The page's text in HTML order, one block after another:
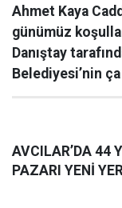
Ahmet Kaya
günümüz
Danıştay
Belediyesi’nin ça
AVCILAR’DA 44
PAZARI YENİ